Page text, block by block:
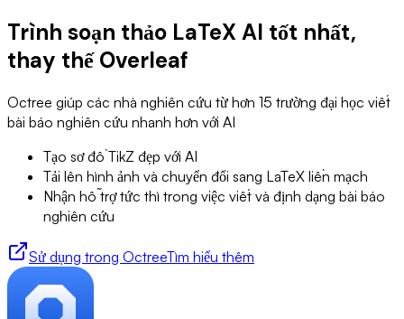
Trình soạn thảo LaTeX AI tốt nhất,
thay thế Overleaf
Octree giúp các nhà nghiên cứu từ hơn 15 trường đại học viết
bài báo nghiên cứu nhanh hơn với AI
Tạo sơ đồ TikZ đẹp với AI
Tải lên hình ảnh và chuyển đổi sang LaTeX liền mạch
Nhận hỗ trợ tức thì trong việc viết và định dạng bài báo
nghiên cứu
Sử dụng trong OctreeTìm hiểu thêm